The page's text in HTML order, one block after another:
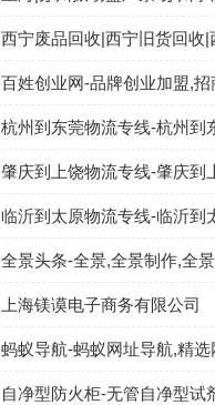
上海镁谟电子商务有限公司